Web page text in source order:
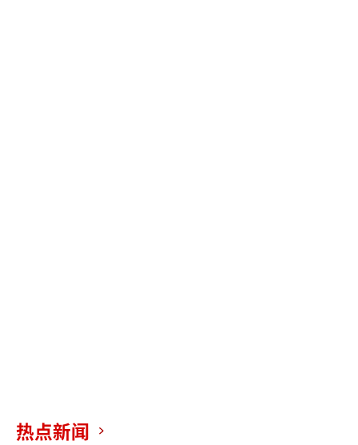
热点新闻